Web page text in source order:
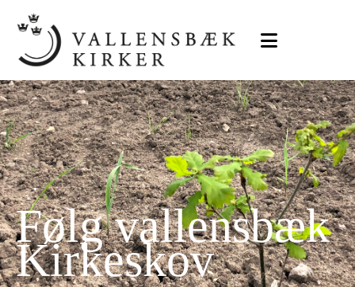
Følg vallensbæk
Kirkeskov